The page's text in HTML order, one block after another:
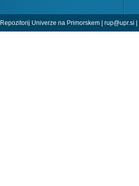
Repozitorij Univerze na Primorskem | rup@upr.si |